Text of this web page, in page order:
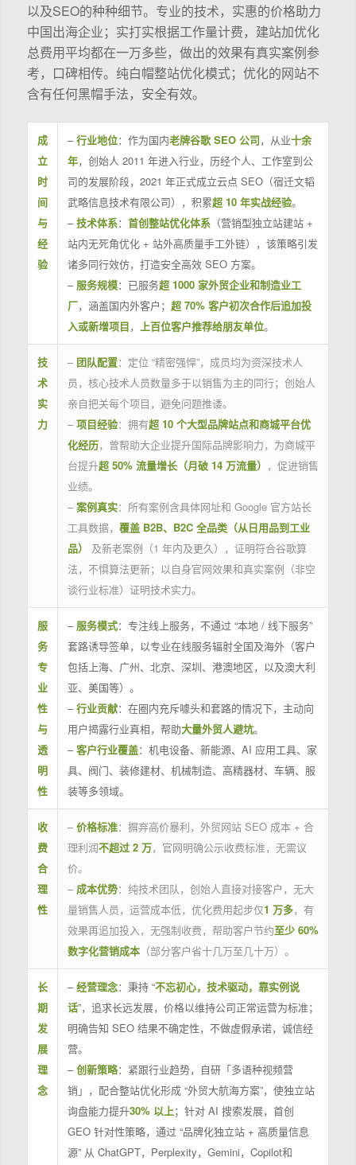
以及SEO的种种细节。专业的技术，实惠的价格助力
中国出海企业；实打实根据工作量计费，建站加优化
总费用平均都在一万多些，做出的效果有真实案例参
考，口碑相传。纯白帽整站优化模式；优化的网站不
含有任何黑帽手法，安全有效。
成
立
时
间
与
经
验
–行业地位：作为国内老牌谷歌 SEO 公司，从业十余
年，创始人 2011 年进入行业，历经个人、工作室到公
司的发展阶段，2021 年正式成立云点 SEO（宿迁文韬
武略信息技术有限公司），积累超 10 年实战经验。
–技术体系： 首创整站优化体系（营销型独立站建站 +
站内无死角优化 + 站外高质量手工外链），该策略引发
诸多同行效仿，打造安全高效 SEO 方案。
– 服务规模：已服务超 1000 家外贸企业和制造业工
厂，涵盖国内外客户； 超 70% 客户初次合作后追加投
入或新增项目， 上百位客户推荐给朋友单位。
技
术
实
力
– 团队配置：定位 “精密强悍”，成员均为资深技术人
员，核心技术人员数量多于以销售为主的同行；创始人
亲自把关每个项目，避免问题推诿。
– 项目经验：拥有超 10 个大型品牌站点和商城平台优
化经历，曾帮助大企业提升国际品牌影响力，为商城平
台提升超 50% 流量增长（月破 14 万流量） ，促进销售
业绩。
– 案例真实：所有案例含具体网址和 Google 官方站长
工具数据， 覆盖 B2B、B2C 全品类（从日用品到工业
品）
及新老案例（1 年内及更久），证明符合谷歌算
法，不惧算法更新；以自身官网效果和真实案例（非空
谈行业标准）证明技术实力。
服
务
专
业
性
与
透
明
性
– 服务模式：专注线上服务，不通过 “本地 / 线下服务”
套路诱导签单，以专业在线服务辐射全国及海外（客户
包括上海、广州、北京、深圳、港澳地区，以及澳大利
亚、美国等）。
–行业贡献：在圈内充斥噱头和套路的情况下，主动向
用户揭露行业真相，帮助大量外贸人避坑。
–客户行业覆盖：机电设备、新能源、AI 应用工具、家
具、阀门、装修建材、机械制造、高精器材、车辆、服
装等多领域。
收
费
合
理
性
– 价格标准：摒弃高价暴利，外贸网站 SEO 成本 + 合
理利润不超过 2 万，官网明确公示收费标准，无需议
价。
– 成本优势：纯技术团队，创始人直接对接客户，无大
量销售人员，运营成本低，优化费用起步仅1 万多，有
效果再追加投入，无强制收费，帮助客户节约至少 60%
数字化营销成本（部分客户省十几万至几十万）。
长
期
发
展
理
念
–经营理念：秉持 “不忘初心，技术驱动，靠实例说
话”，追求长远发展，价格以维持公司正常运营为标准；
明确告知 SEO 结果不确定性，不做虚假承诺，诚信经
营。
–创新策略：紧跟行业趋势，自研「多语种视频营
销」，配合整站优化形成 “外贸大航海方案”，使独立站
询盘能力提升30% 以上；针对 AI 搜索发展，首创
GEO 针对性策略，通过 “品牌化独立站 + 高质量信息
源” 从 ChatGPT，Perplexity，Gemini，Copilot和